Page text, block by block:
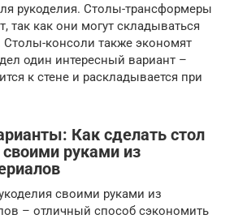
рукоделия. Столы-трансформеры
так как они могут складываться
Столы-консоли также экономят
один интересный вариант –
к стене и раскладывается при
Как сделать стол
руками из
своими руками из
– отличный способ сэкономить